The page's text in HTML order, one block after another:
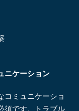
ニケーション
コミュニケーショ
須です。トラブル